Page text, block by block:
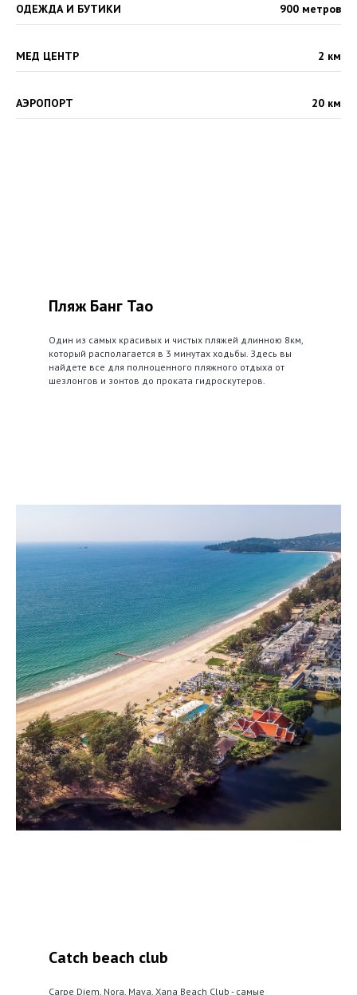
ОДЕЖДА И БУТИКИ 900 метров
МЕД ЦЕНТР 2 км
АЭРОПОРТ 20 км
Пляж Банг Тао
Один из самых красивых и чистых пляжей длинною 8км,
который располагается в 3 минутах ходьбы. Здесь вы
найдете все для полноценного пляжного отдыха от
шезлонгов и зонтов до проката гидроскутеров.
Catch beach club
Carpe Diem, Nora, Maya, Xana Beach Club - самые